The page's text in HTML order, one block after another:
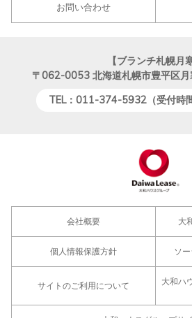
お問い合わせ
【ブランチ札幌月寒
〒062-0053 北海道札幌市豊平区
TEL：011-374-5932（受付時
会社概要 大
個人情報保護方針 ソ
サイトのご利用について
大和ハ